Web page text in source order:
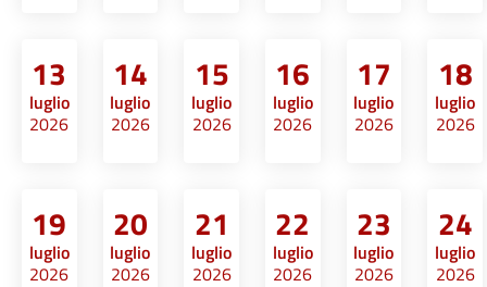
13
luglio
2026
14
luglio
2026
15
luglio
2026
16
luglio
2026
17
luglio
2026
18
luglio
2026
19
luglio
2026
20
luglio
2026
21
luglio
2026
22
luglio
2026
23
luglio
2026
24
luglio
2026